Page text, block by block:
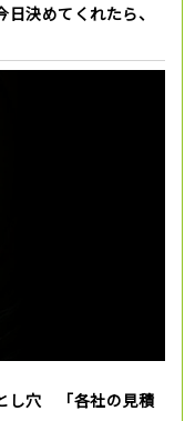
決めてくれたら、
し穴 「各社の見積